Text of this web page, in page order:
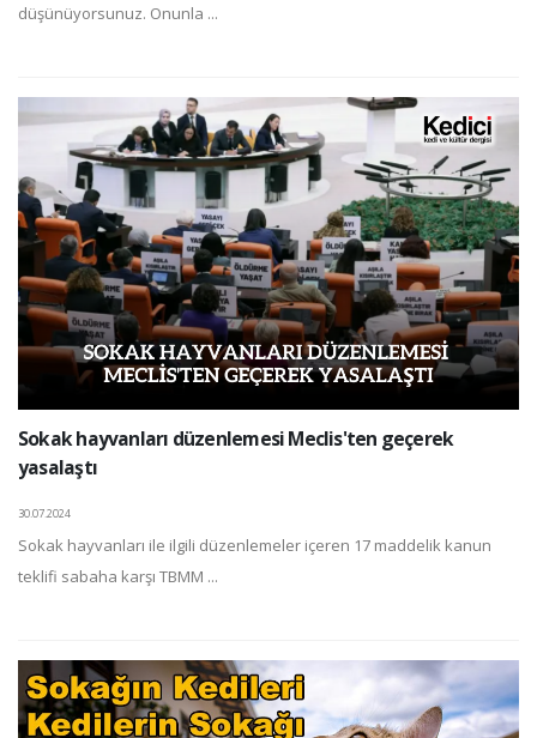
düşünüyorsunuz. Onunla ...
Sokak hayvanları düzenlemesi Meclis'ten geçerek
yasalaştı
30.07.2024
Sokak hayvanları ile ilgili düzenlemeler içeren 17 maddelik kanun
teklifi sabaha karşı TBMM ...